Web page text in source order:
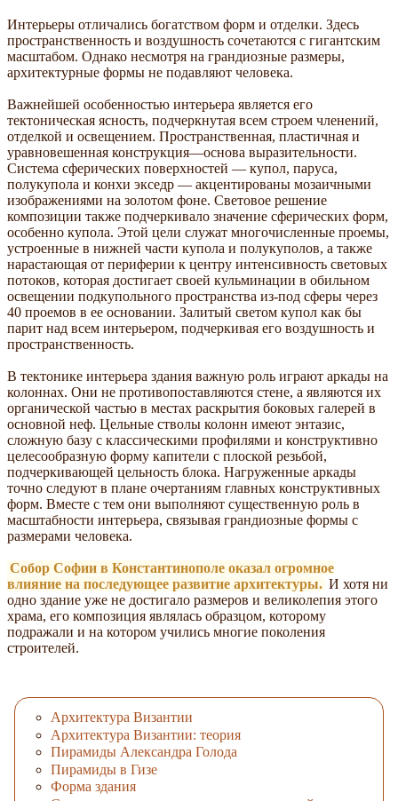
Интерьеры отличались богатством форм и отделки. Здесь
пространственность и воздушность сочетаются с гигантским
масштабом. Однако несмотря на грандиозные размеры,
архитектурные формы не подавляют человека.
Важнейшей особенностью интерьера является его
тектоническая ясность, подчеркнутая всем строем членений,
отделкой и освещением. Пространственная, пластичная и
уравновешенная конструкция—основа выразительности.
Система сферических поверхностей — купол, паруса,
полукупола и конхи экседр — акцентированы мозаичными
изображениями на золотом фоне. Световое решение
композиции также подчеркивало значение сферических форм,
особенно купола. Этой цели служат многочисленные проемы,
устроенные в нижней части купола и полукуполов, а также
нарастающая от периферии к центру интенсивность световых
потоков, которая достигает своей кульминации в обильном
освещении подкупольного пространства из-под сферы через
40 проемов в ее основании. Залитый светом купол как бы
парит над всем интерьером, подчеркивая его воздушность и
пространственность.
В тектонике интерьера здания важную роль играют аркады на
колоннах. Они не противопоставляются стене, а являются их
органической частью в местах раскрытия боковых галерей в
основной неф. Цельные стволы колонн имеют энтазис,
сложную базу с классическими профилями и конструктивно
целесообразную форму капители с плоской резьбой,
подчеркивающей цельность блока. Нагруженные аркады
точно следуют в плане очертаниям главных конструктивных
форм. Вместе с тем они выполняют существенную роль в
масштабности интерьера, связывая грандиозные формы с
размерами человека.
Собор Софии в Константинополе оказал огромное
влияние на последующее развитие архитектуры. И хотя ни
одно здание уже не достигало размеров и великолепия этого
храма, его композиция являлась образцом, которому
подражали и на котором учились многие поколения
строителей.
Архитектура Византии
Архитектура Византии: теория
Пирамиды Александра Голода
Пирамиды в Гизе
Форма здания